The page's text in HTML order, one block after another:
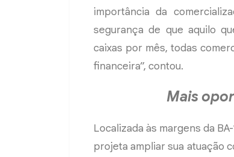
importância da
segurança de que aquilo
caixas por mês, todas
financeira”, contou.
Mais
Localizada às margens da
projeta ampliar sua atuação